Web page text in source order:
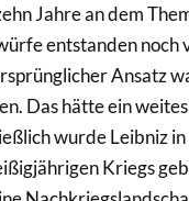
Jahre an dem
entstanden noch
Ansatz
Das hätte ein
wurde Leibniz
Kriegs